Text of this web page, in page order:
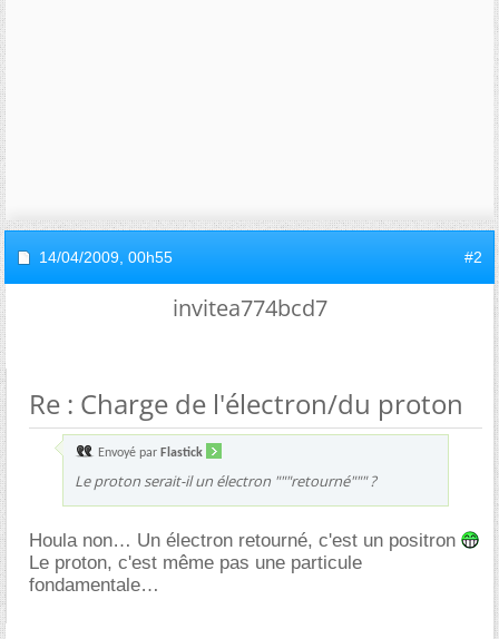
14/04/2009, 00h55 #2
invitea774bcd7
Re : Charge de l'électron/du proton
Envoyé par Flastick
Le proton serait-il un électron """retourné""" ?
Houla non… Un électron retourné, c'est un positron
Le proton, c'est même pas une particule
fondamentale